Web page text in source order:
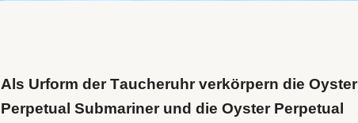
Als Urform der Taucheruhr verkörpern die Oyster
Perpetual Submariner und die Oyster Perpetual